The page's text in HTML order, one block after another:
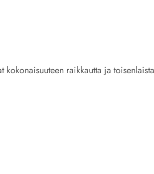
raikkautta ja